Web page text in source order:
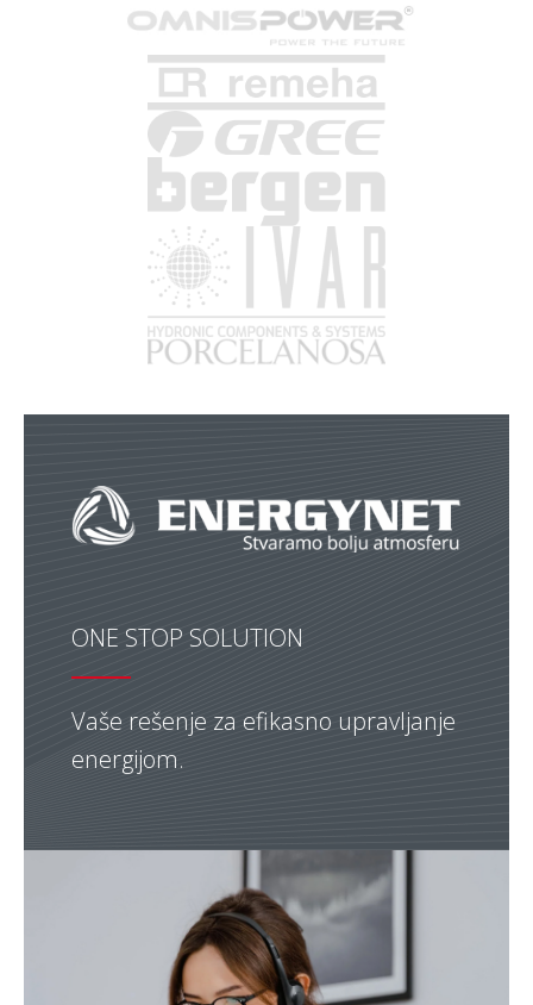
ONE STOP SOLUTION
Vaše rešenje za efikasno upravljanje
energijom.